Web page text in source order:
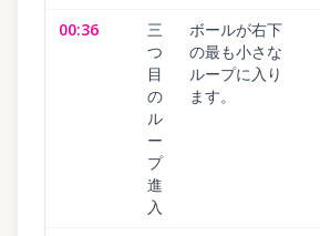
00:36
三
つ
目
の
ル
ー
プ
進
入
ボールが右下
の最も小さな
ループに入り
ます。